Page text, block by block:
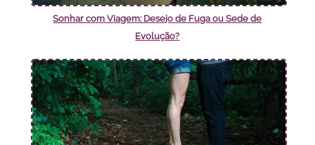
Sonhar com Viagem: Desejo de Fuga ou Sede de
Evolução?